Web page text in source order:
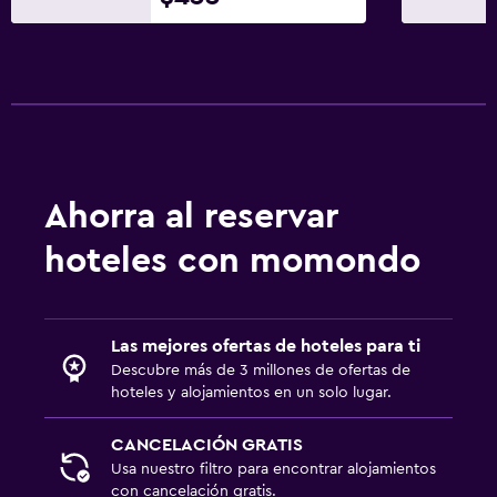
Actividades
Entretenimiento nocturno
TV de pantalla plana
TV por cable o vía satélite
Servicio de streaming
Ahorra al reservar
hoteles con momondo
Las mejores ofertas de hoteles para ti
Descubre más de 3 millones de ofertas de
hoteles y alojamientos en un solo lugar.
CANCELACIÓN GRATIS
Usa nuestro filtro para encontrar alojamientos
con cancelación gratis.